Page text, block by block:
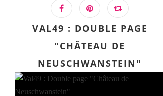
VAL49 : DOUBLE PAGE
"CHÂTEAU DE
NEUSCHWANSTEIN"